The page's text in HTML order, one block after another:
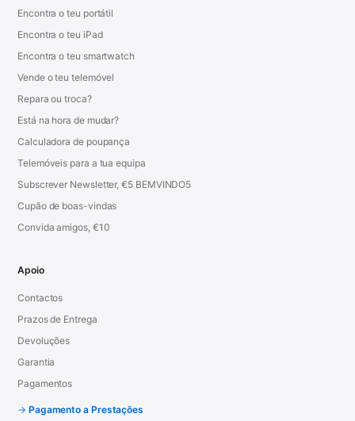
Encontra o teu portátil
Encontra o teu iPad
Encontra o teu smartwatch
Vende o teu telemóvel
Repara ou troca?
Está na hora de mudar?
Calculadora de poupança
Telemóveis para a tua equipa
Subscrever Newsletter, €5 BEMVINDO5
Cupão de boas-vindas
Convida amigos, €10
Apoio
Contactos
Prazos de Entrega
Devoluções
Garantia
Pagamentos
Pagamento a Prestações